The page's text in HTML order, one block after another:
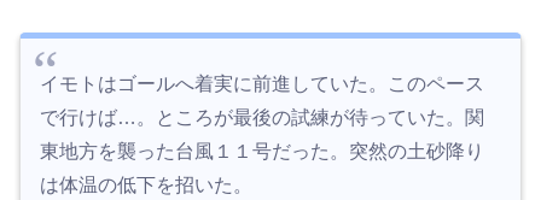
イモトはゴールへ着実に前進していた。このペース
で行けば…。ところが最後の試練が待っていた。関
東地方を襲った台風１１号だった。突然の土砂降り
は体温の低下を招いた。